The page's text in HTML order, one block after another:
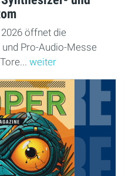
öffnet die
Pro-Audio-Messe
weiter